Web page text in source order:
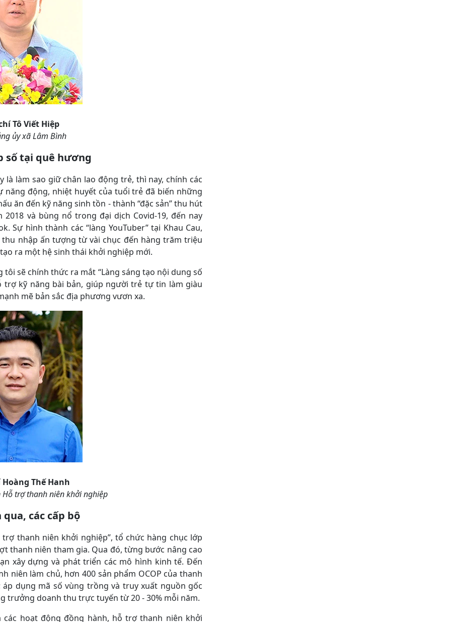
Tô Viết Hiệp
ủy xã Lâm Bình
số tại quê hương
làm sao giữ chân lao động trẻ, thì nay, chính các
động, nhiệt huyết của tuổi trẻ đã biến những
ăn đến kỹ năng sinh tồn - thành “đặc sản” thu hút
và bùng nổ trong đại dịch Covid-19, đến nay
Sự hình thành các “làng YouTuber” tại Khau Cau,
nhập ấn tượng từ vài chục đến hàng trăm triệu
ra một hệ sinh thái khởi nghiệp mới.
sẽ chính thức ra mắt “Làng sáng tạo nội dung số
trợ kỹ năng bài bản, giúp người trẻ tự tin làm giàu
mẽ bản sắc địa phương vươn xa.
Thế Hanh
trợ thanh niên khởi nghiệp
các cấp bộ
thanh niên khởi nghiệp”, tổ chức hàng chục lớp
thanh niên tham gia. Qua đó, từng bước nâng cao
xây dựng và phát triển các mô hình kinh tế. Đến
niên làm chủ, hơn 400 sản phẩm OCOP của thanh
dụng mã số vùng trồng và truy xuất nguồn gốc
trưởng doanh thu trực tuyến từ 20 - 30% mỗi năm.
hoạt động đồng hành, hỗ trợ thanh niên khởi